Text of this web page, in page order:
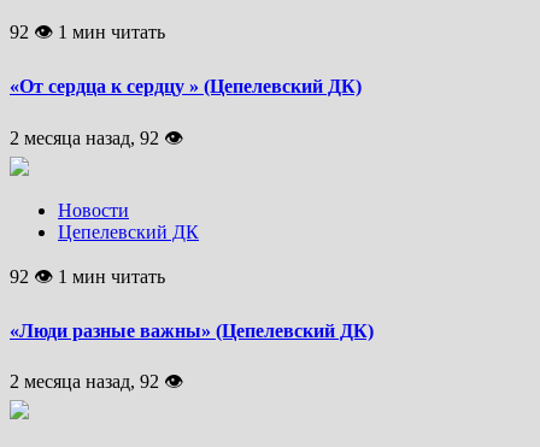
92 👁 1 мин читать
«От сердца к сердцу » (Цепелевский ДК)
2 месяца назад, 92 👁
Новости
Цепелевский ДК
92 👁 1 мин читать
«Люди разные важны» (Цепелевский ДК)
2 месяца назад, 92 👁